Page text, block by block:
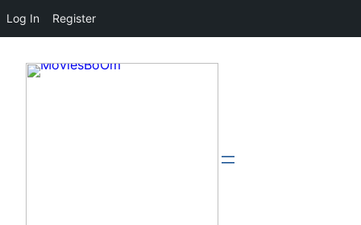
Log In Register